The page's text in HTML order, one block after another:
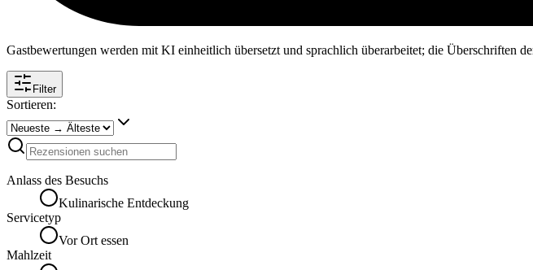
Gastbewertungen werden mit KI einheitlich übersetzt und sprachlich überarbeitet; die Überschriften
Filter
Sortieren:
Anlass des Besuchs
Kulinarische Entdeckung
Servicetyp
Vor Ort essen
Mahlzeit